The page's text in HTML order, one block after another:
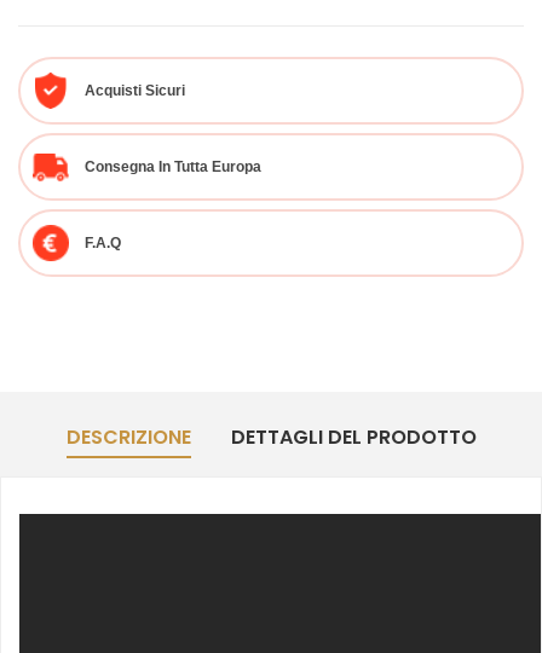
Acquisti Sicuri
Consegna In Tutta Europa
F.A.Q
DESCRIZIONE DETTAGLI DEL PRODOTTO